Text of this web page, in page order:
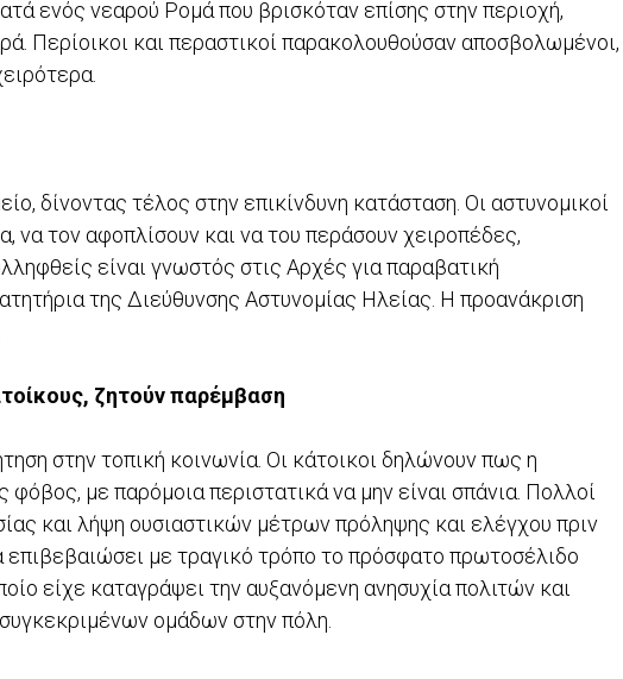
ενός νεαρού Ρομά που βρισκόταν επίσης στην περιοχή,
Περίοικοι και περαστικοί παρακολουθούσαν αποσβολωμένοι,
δίνοντας τέλος στην επικίνδυνη κατάσταση. Οι αστυνομικοί
να τον αφοπλίσουν και να του περάσουν χειροπέδες,
είναι γνωστός στις Αρχές για παραβατική
της Διεύθυνσης Αστυνομίας Ηλείας. Η προανάκριση
ζητούν παρέμβαση
στην τοπική κοινωνία. Οι κάτοικοι δηλώνουν πως η
φόβος, με παρόμοια περιστατικά να μην είναι σπάνια. Πολλοί
και λήψη ουσιαστικών μέτρων πρόληψης και ελέγχου πριν
επιβεβαιώσει με τραγικό τρόπο το πρόσφατο πρωτοσέλιδο
είχε καταγράψει την αυξανόμενη ανησυχία πολιτών και
ομάδων στην πόλη.